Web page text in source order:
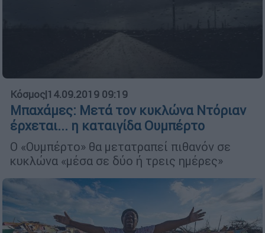
Κόσμος|14.09.2019 09:19
Μπαχάμες: Mετά τον κυκλώνα Ντόριαν
έρχεται... η καταιγίδα Ουμπέρτο
Ο «Ουμπέρτο» θα μετατραπεί πιθανόν σε
κυκλώνα «μέσα σε δύο ή τρεις ημέρες»